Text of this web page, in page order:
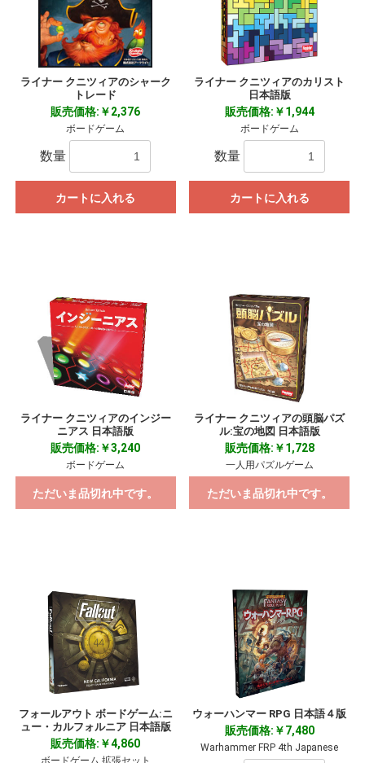
ライナー クニツィアのシャーク
トレード
販売価格:￥2,376
ボードゲーム
数量
カートに入れる
ライナー クニツィアのカリスト
日本語版
販売価格:￥1,944
ボードゲーム
数量
カートに入れる
ライナー クニツィアのインジー
ニアス 日本語版
販売価格:￥3,240
ボードゲーム
ただいま品切れ中です。
ライナー クニツィアの頭脳パズ
ル:宝の地図 日本語版
販売価格:￥1,728
一人用パズルゲーム
ただいま品切れ中です。
フォールアウト ボードゲーム:ニ
ュー・カルフォルニア 日本語版
販売価格:￥4,860
ウォーハンマー RPG 日本語４版
販売価格:￥7,480
Warhammer FRP 4th Japanese
お買い物を続ける カートへ進む